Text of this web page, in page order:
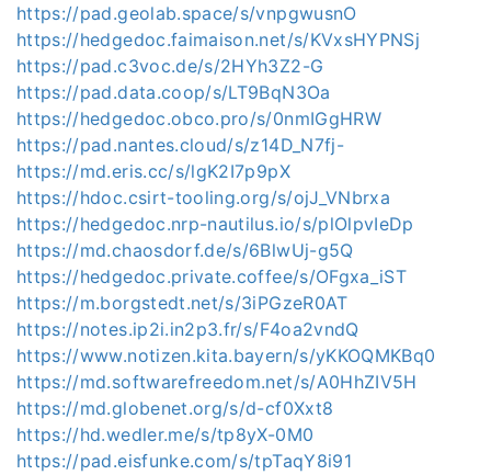
https://pad.geolab.space/s/vnpgwusnO
https://hedgedoc.faimaison.net/s/KVxsHYPNSj
https://pad.c3voc.de/s/2HYh3Z2-G
https://pad.data.coop/s/LT9BqN3Oa
https://hedgedoc.obco.pro/s/0nmIGgHRW
https://pad.nantes.cloud/s/z14D_N7fj-
https://md.eris.cc/s/lgK2I7p9pX
https://hdoc.csirt-tooling.org/s/ojJ_VNbrxa
https://hedgedoc.nrp-nautilus.io/s/plOlpvIeDp
https://md.chaosdorf.de/s/6BlwUj-g5Q
https://hedgedoc.private.coffee/s/OFgxa_iST
https://m.borgstedt.net/s/3iPGzeR0AT
https://notes.ip2i.in2p3.fr/s/F4oa2vndQ
https://www.notizen.kita.bayern/s/yKKOQMKBq0
https://md.softwarefreedom.net/s/A0HhZIV5H
https://md.globenet.org/s/d-cf0Xxt8
https://hd.wedler.me/s/tp8yX-0M0
https://pad.eisfunke.com/s/tpTaqY8i91